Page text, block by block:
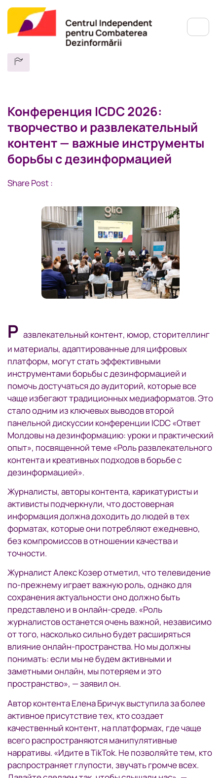
Конференция ICDC 2026:
творчество и развлекательный
контент — важные инструменты
борьбы с дезинформацией
Share Post :
Р азвлекательный контент, юмор, сторителлинг
и материалы, адаптированные для цифровых
платформ, могут стать эффективными
инструментами борьбы с дезинформацией и
помочь достучаться до аудиторий, которые все
чаще избегают традиционных медиаформатов. Это
стало одним из ключевых выводов второй
панельной дискуссии конференции ICDC «Ответ
Молдовы на дезинформацию: уроки и практический
опыт», посвященной теме «Роль развлекательного
контента и креативных подходов в борьбе с
дезинформацией».
Журналисты, авторы контента, карикатуристы и
активисты подчеркнули, что достоверная
информация должна доходить до людей в тех
форматах, которые они потребляют ежедневно,
без компромиссов в отношении качества и
точности.
Журналист Алекс Козер отметил, что телевидение
по-прежнему играет важную роль, однако для
сохранения актуальности оно должно быть
представлено и в онлайн-среде. «Роль
журналистов останется очень важной, независимо
от того, насколько сильно будет расширяться
влияние онлайн-пространства. Но мы должны
понимать: если мы не будем активными и
заметными онлайн, мы потеряем и это
пространство», — заявил он.
Автор контента Елена Бричук выступила за более
активное присутствие тех, кто создает
качественный контент, на платформах, где чаще
всего распространяются манипулятивные
нарративы. «Идите в TikTok. Не позволяйте тем, кто
распространяет глупости, звучать громче всех.